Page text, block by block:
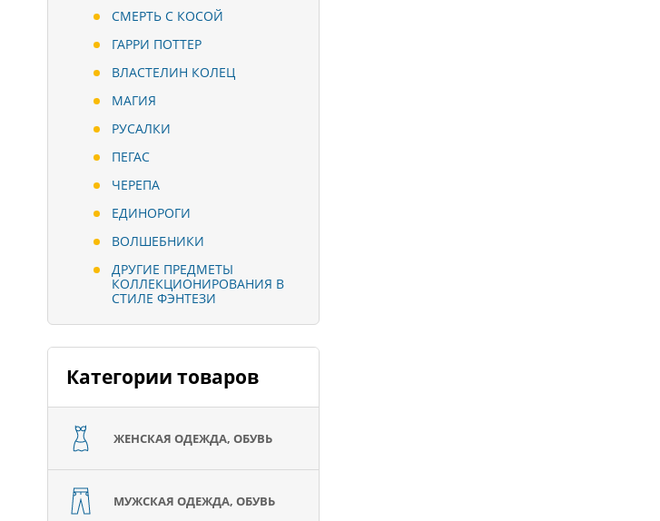
СМЕРТЬ С КОСОЙ
ГАРРИ ПОТТЕР
ВЛАСТЕЛИН КОЛЕЦ
МАГИЯ
РУСАЛКИ
ПЕГАС
ЧЕРЕПА
ЕДИНОРОГИ
ВОЛШЕБНИКИ
ДРУГИЕ ПРЕДМЕТЫ
КОЛЛЕКЦИОНИРОВАНИЯ В
СТИЛЕ ФЭНТЕЗИ
Категории товаров
ЖЕНСКАЯ ОДЕЖДА, ОБУВЬ
МУЖСКАЯ ОДЕЖДА, ОБУВЬ